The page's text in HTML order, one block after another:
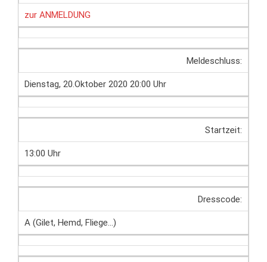
zur ANMELDUNG
Meldeschluss:
Dienstag, 20.Oktober 2020 20:00 Uhr
Startzeit:
13:00 Uhr
Dresscode:
A (Gilet, Hemd, Fliege…)